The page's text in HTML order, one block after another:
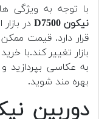
با توجه به ویژگی
نیکون D7500
در
قرار دارد. قیمت
بازار تغییر کند.با
به عکاسی
بهره مند شوید.